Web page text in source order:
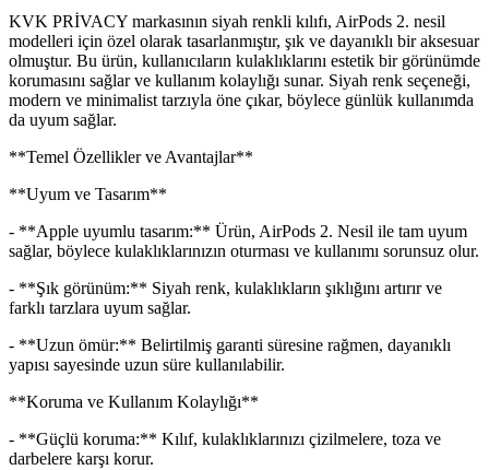
KVK PRİVACY markasının siyah renkli kılıfı, AirPods 2. nesil
modelleri için özel olarak tasarlanmıştır, şık ve dayanıklı bir aksesuar
olmuştur. Bu ürün, kullanıcıların kulaklıklarını estetik bir görünümde
korumasını sağlar ve kullanım kolaylığı sunar. Siyah renk seçeneği,
modern ve minimalist tarzıyla öne çıkar, böylece günlük kullanımda
da uyum sağlar.
**Temel Özellikler ve Avantajlar**
**Uyum ve Tasarım**
- **Apple uyumlu tasarım:** Ürün, AirPods 2. Nesil ile tam uyum
sağlar, böylece kulaklıklarınızın oturması ve kullanımı sorunsuz olur.
- **Şık görünüm:** Siyah renk, kulaklıkların şıklığını artırır ve
farklı tarzlara uyum sağlar.
- **Uzun ömür:** Belirtilmiş garanti süresine rağmen, dayanıklı
yapısı sayesinde uzun süre kullanılabilir.
**Koruma ve Kullanım Kolaylığı**
- **Güçlü koruma:** Kılıf, kulaklıklarınızı çizilmelere, toza ve
darbelere karşı korur.